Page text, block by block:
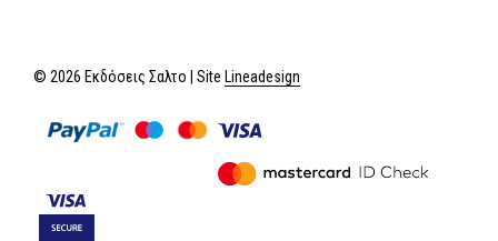
© 2026 Εκδόσεις Σαλτο | Site Lineadesign